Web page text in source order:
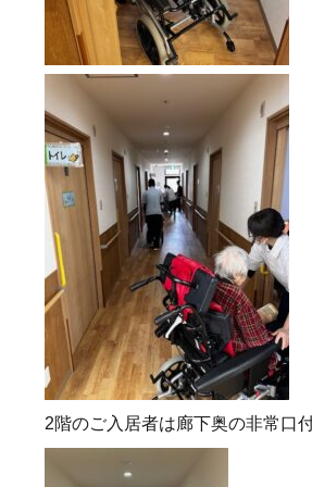
2階のご入居者は廊下奥の非常口